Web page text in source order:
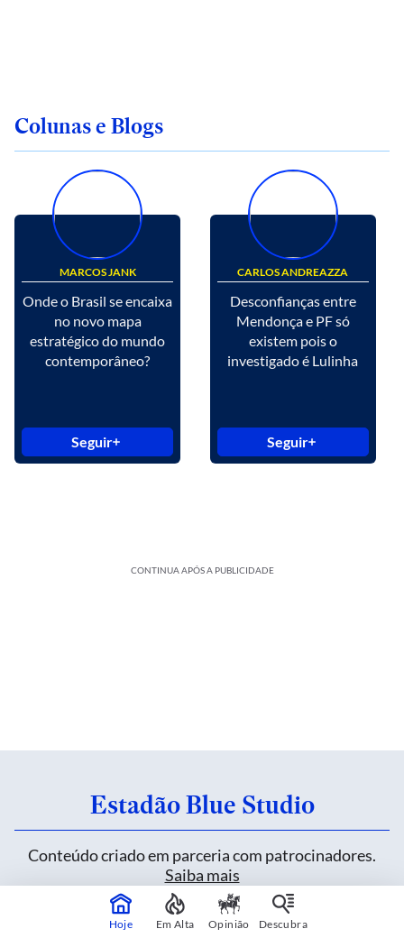
Colunas e Blogs
MARCOS JANK
Onde o Brasil se encaixa
no novo mapa
estratégico do mundo
contemporâneo?
Seguir
CARLOS ANDREAZZA
Desconfianças entre
Mendonça e PF só
existem pois o
investigado é Lulinha
Seguir
CONTINUA APÓS A PUBLICIDADE
Estadão Blue Studio
Conteúdo criado em parceria com patrocinadores.
Saiba mais
Hoje Em Alta Opinião Descubra